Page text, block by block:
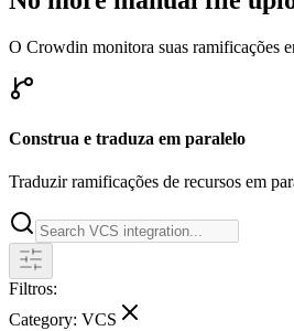
O Crowdin monitora suas ramificações
Construa e traduza em paralelo
Traduzir ramificações de recursos em
Filtros:
Category: VCS